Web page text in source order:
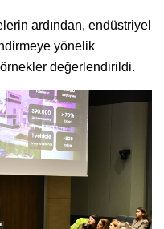
ardından, endüstriyel
yönelik
değerlendirildi.